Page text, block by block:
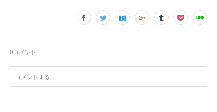
0コメント